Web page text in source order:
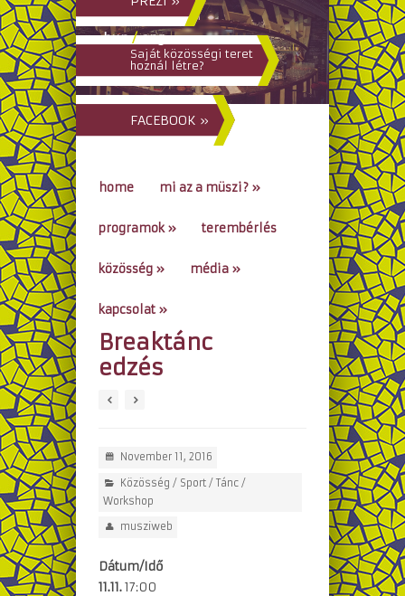
hun/eng
Saját közösségi teret
hoznál létre?
FACEBOOK »
home mi az a müszi? »
programok» terembérlés
közösség » média »
kapcsolat »
go to...
Breaktánc
edzés
November 11, 2016
Közösség / Sport/ Tánc/
Workshop
musziweb
Dátum/Idő
11.11.17:00